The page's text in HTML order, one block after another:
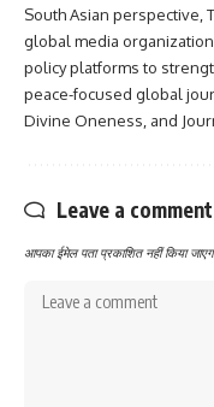
South Asian perspective,
global media
policy platforms to
peace-focused global
Divine Oneness, and
Leave a comment
आपका ईमेल पता प्रकाशित नहीं किया